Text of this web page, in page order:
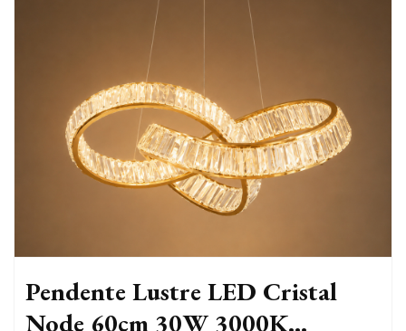
Pendente Lustre LED Cristal
Node 60cm 30W 3000K